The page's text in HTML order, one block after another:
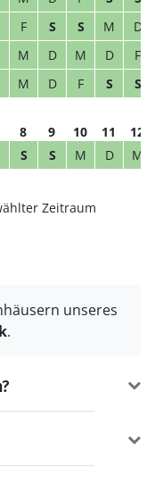
F S S M
D
M D M D
F
M D F S S
8 9 10 11
12
S S M D M
Zeitraum
unseres
.